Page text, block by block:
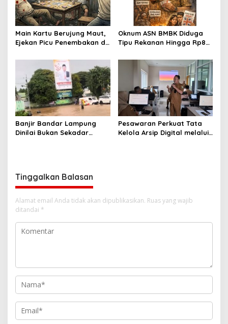
Main Kartu Berujung Maut,
Ejekan Picu Penembakan di
Oknum ASN BMBK Diduga
Tipu Rekanan Hingga Rp8
Banjir Bandar Lampung
Dinilai Bukan Sekadar
Pesawaran Perkuat Tata
Kelola Arsip Digital melalui
Tinggalkan Balasan
Alamat email Anda tidak akan dipublikasikan. Ruas yang wajib
ditandai *